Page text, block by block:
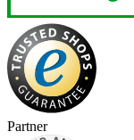
Partner